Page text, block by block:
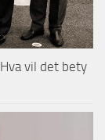
vil det bety